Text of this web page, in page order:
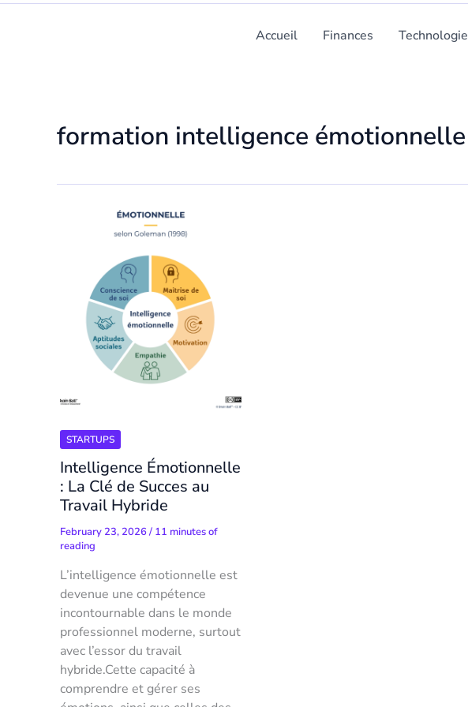
Accueil Finances Technologie
formation intelligence émotionnelle
STARTUPS
Intelligence Émotionnelle
: La Clé de Succes au
Travail Hybride
February 23, 2026/ 11 minutes of
reading
L’intelligence émotionnelle est
devenue une compétence
incontournable dans le monde
professionnel moderne, surtout
avec l’essor du travail
hybride.Cette capacité à
comprendre et gérer ses